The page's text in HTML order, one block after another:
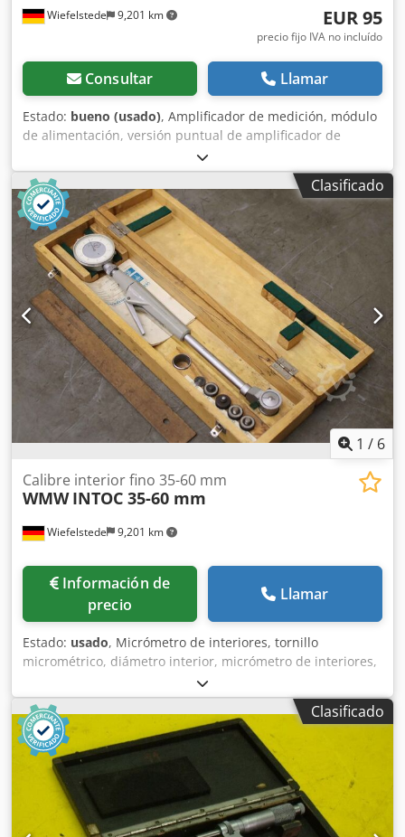
Wiefelstede 9,201 km EUR 95
precio fijo IVA no incluído
Consultar Llamar
Estado: bueno (usado), Amplificador de medición, módulo
de alimentación, versión puntual de amplificador de
medición - Fabricante: Keyence, amplificador de medición
versión puntual - Tipo: SJ-M300 Chedpfx Aljx S Evzjxea -
Dimensiones: 130/50/Alto75 mm - Peso: 0,2 kg
Clasificado
1 / 6
Wiefelstede 9,201 km
Calibre interior fino 35-60 mm
WMW INTOC 35-60 mm
Información de
precio
Llamar
Estado: usado, Micrómetro de interiores, tornillo
micrométrico, diámetro interior, micrómetro de interiores,
calibre de cilindros, -rango de medición: 35-60 mm -
dimensiones: 115/450/H60 mm -Peso: 1,6 kg Chedpfx Alol
Ha R Rsxea
Clasificado